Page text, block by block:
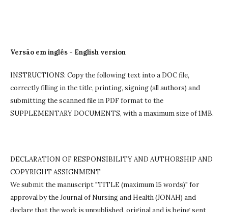
Versão em inglês - English version
INSTRUCTIONS: Copy the following text into a DOC file,
correctly filling in the title, printing, signing (all authors) and
submitting the scanned file in PDF format to the
SUPPLEMENTARY DOCUMENTS, with a maximum size of 1MB.
DECLARATION OF RESPONSIBILITY AND AUTHORSHIP AND
COPYRIGHT ASSIGNMENT
We submit the manuscript "TITLE (maximum 15 words)" for
approval by the Journal of Nursing and Health (JONAH) and